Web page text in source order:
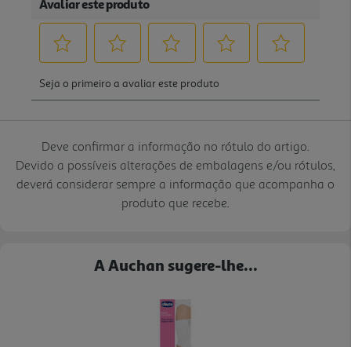
Deve confirmar a informação no rótulo do artigo.
Devido a possíveis alterações de embalagens e/ou rótulos,
deverá considerar sempre a informação que acompanha o
produto que recebe.
A Auchan sugere-lhe...